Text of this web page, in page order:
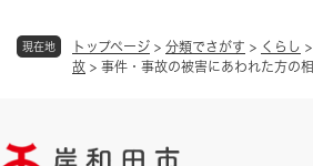
現在地 トップページ > 分類でさがす > くらし >
故 > 事件・事故の被害にあわれた方の相